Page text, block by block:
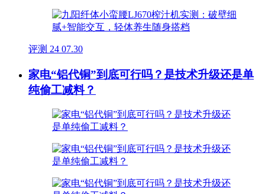
评测 24 07.30
家电“铝代铜”到底可行吗？是技术升级还是单
纯偷工减料？